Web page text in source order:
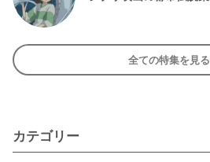
全ての特集を見る
カテゴリー